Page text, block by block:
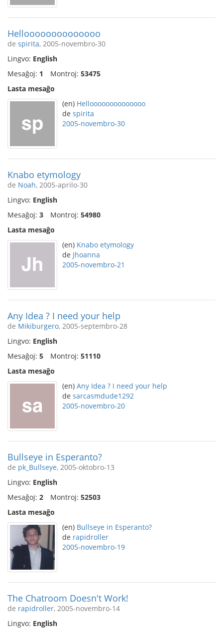
Helloooooooooooooo
de spirita, 2005-novembro-30
Lingvo: English
Mesaĝoj: 1 Montroj: 53475
Lasta mesaĝo
(en) Helloooooooooooooo
de spirita
2005-novembro-30
Knabo etymology
de Noah, 2005-aprilo-30
Lingvo: English
Mesaĝoj: 3 Montroj: 54980
Lasta mesaĝo
(en) Knabo etymology
de Jhoanna
2005-novembro-21
Any Idea ? I need your help
de Mikiburgero, 2005-septembro-28
Lingvo: English
Mesaĝoj: 5 Montroj: 51110
Lasta mesaĝo
(en) Any Idea ? I need your help
de sarcasmdude1292
2005-novembro-20
Bullseye in Esperanto?
de pk_Bullseye, 2005-oktobro-13
Lingvo: English
Mesaĝoj: 2 Montroj: 52503
Lasta mesaĝo
(en) Bullseye in Esperanto?
de rapidroller
2005-novembro-19
The Chatroom Doesn't Work!
de rapidroller, 2005-novembro-14
Lingvo: English